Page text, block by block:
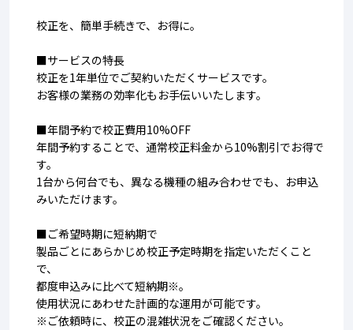
校正を、簡単手続きで、お得に。
■サービスの特長
校正を1年単位でご契約いただくサービスです。
お客様の業務の効率化もお手伝いいたします。
■年間予約で校正費用10%OFF
年間予約することで、通常校正料金から10%割引でお得で
す。
1台から何台でも、異なる機種の組み合わせでも、お申込
みいただけます。
■ご希望時期に短納期で
製品ごとにあらかじめ校正予定時期を指定いただくこと
で、
都度申込みに比べて短納期※。
使用状況にあわせた計画的な運用が可能です。
※ご依頼時に、校正の混雑状況をご確認ください。